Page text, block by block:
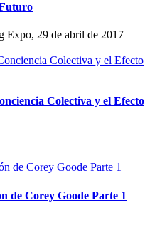
Expo, 29 de abril de 2017
Colectiva y el Efecto
de Corey Goode Parte 1